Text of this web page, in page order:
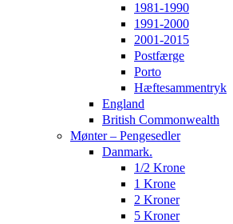
1981-1990
1991-2000
2001-2015
Postfærge
Porto
Hæftesammentryk
England
British Commonwealth
Mønter – Pengesedler
Danmark.
1/2 Krone
1 Krone
2 Kroner
5 Kroner